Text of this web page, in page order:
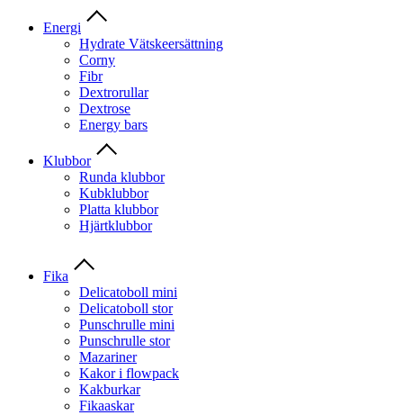
Energi
Hydrate Vätskeersättning
Corny
Fibr
Dextrorullar
Dextrose
Energy bars
Klubbor
Runda klubbor
Kubklubbor
Platta klubbor
Hjärtklubbor
Fika
Delicatoboll mini
Delicatoboll stor
Punschrulle mini
Punschrulle stor
Mazariner
Kakor i flowpack
Kakburkar
Fikaaskar